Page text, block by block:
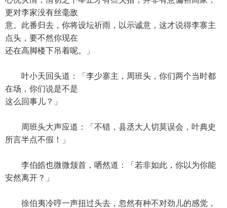
更对李家没有丝毫敌
意。此番归去，你将设坛祈雨，以示诚意，这才说得李寨主
点头，要不然你现在
还在高脚楼下吊着呢。」
叶小天回头道：「李少寨主，周班头，你们两个当时都
在场，你们说是不是
这么回事儿？」
周班头大声应道：「不错，县丞大人切莫误会，叶典史
所言半点不假！」
李伯皓也微微颔首，哂然道：「若非如此，你以为你能
安然离开？」
徐伯夷冷哼一声扭过头去，忽然有种不对劲儿的感觉，